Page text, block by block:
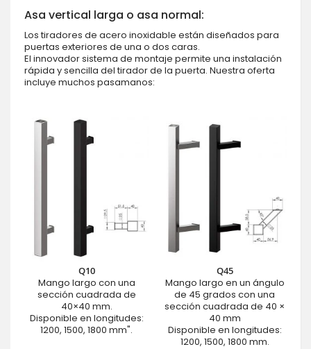
Asa vertical larga o asa normal:
Los tiradores de acero inoxidable están diseñados para
puertas exteriores de una o dos caras.
El innovador sistema de montaje permite una instalación
rápida y sencilla del tirador de la puerta. Nuestra oferta
incluye muchos pasamanos:
Q10
Mango largo con una
sección cuadrada de
40×40 mm.
Disponible en longitudes:
1200, 1500, 1800 mm".
Q45
Mango largo en un ángulo
de 45 grados con una
sección cuadrada de 40 ×
40 mm
Disponible en longitudes:
1200, 1500, 1800 mm.